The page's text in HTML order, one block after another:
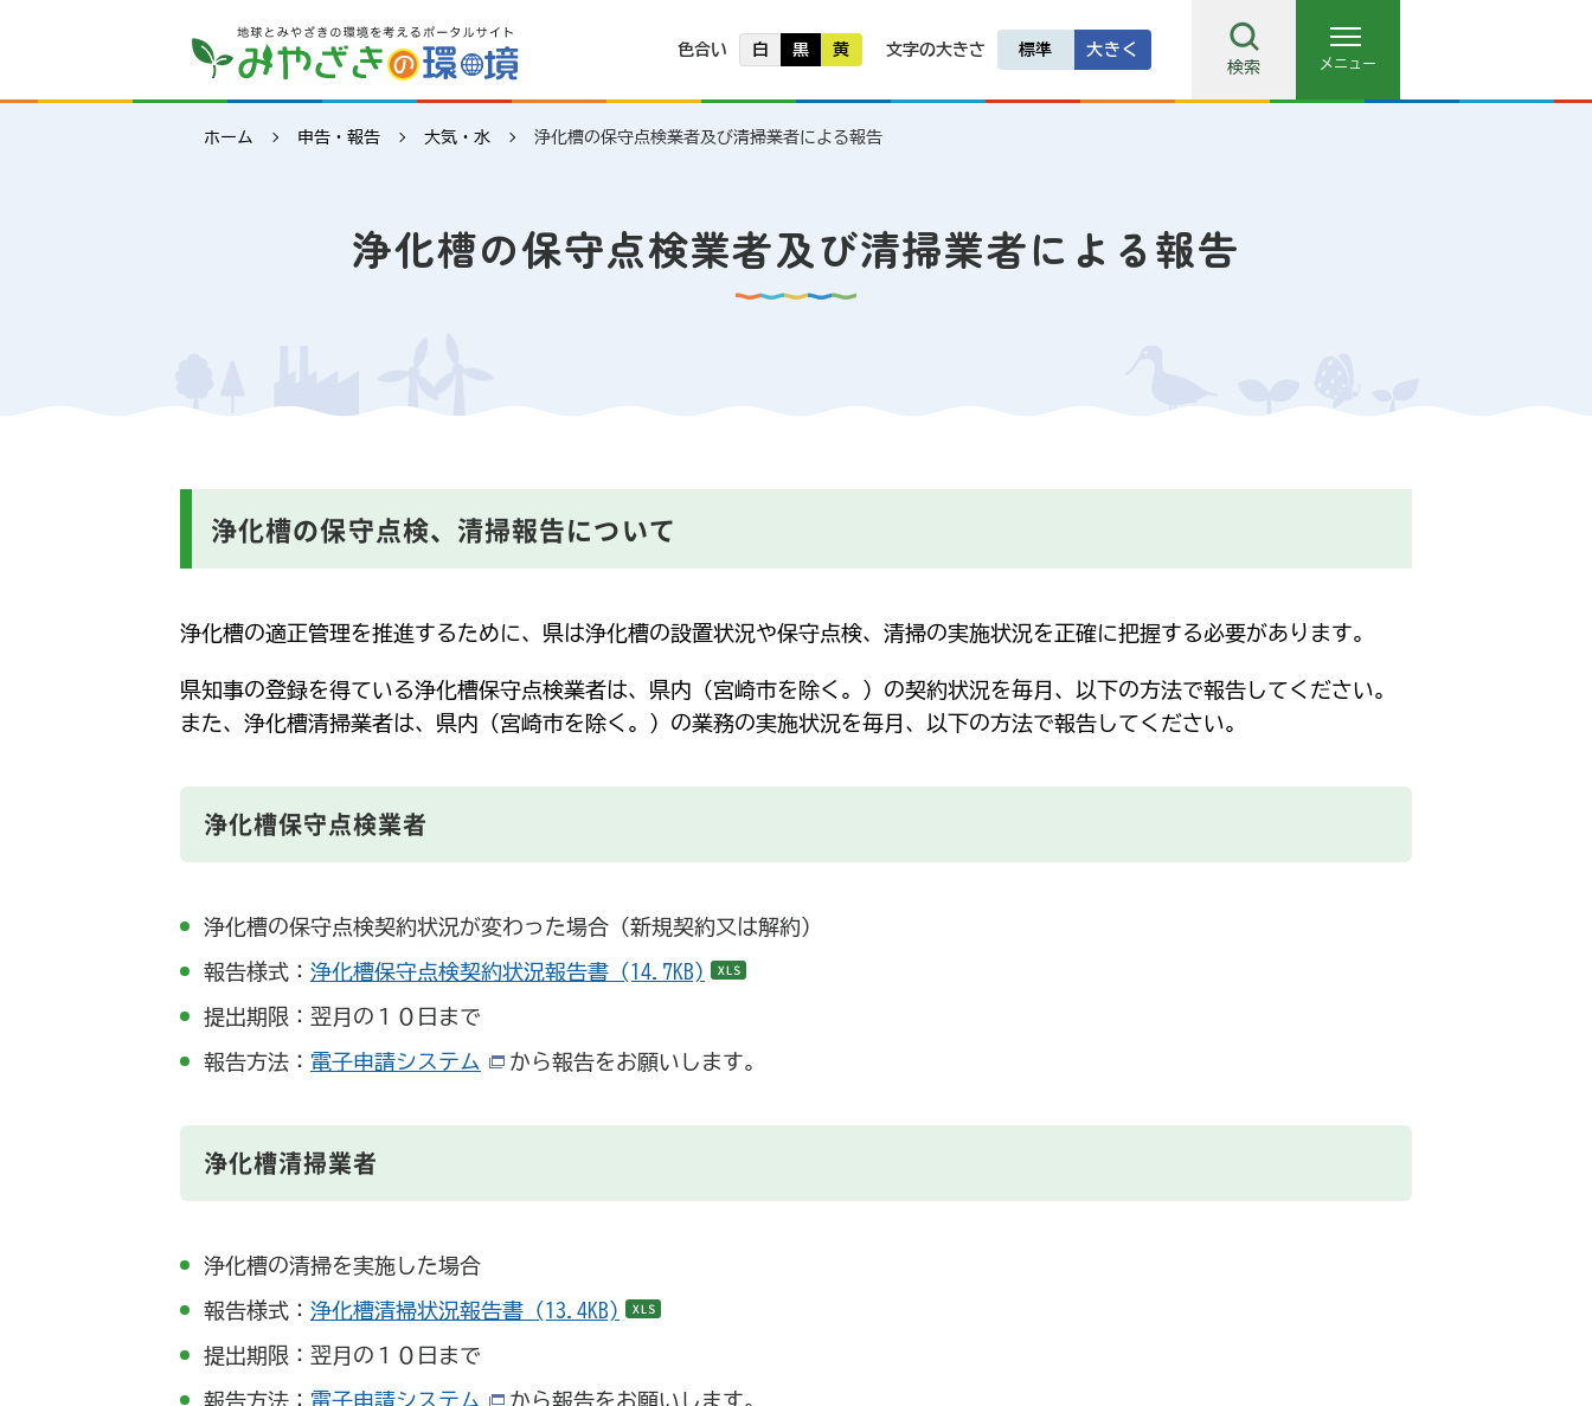
色合い 白 黒 黄 文字の大きさ 標準
大きく
検索
メニュー
ホーム 申告・報告 大気・水 浄化槽の保守点検業者及び清掃業者による報告
浄化槽の保守点検業者及び清掃業者による報告
浄化槽の保守点検、清掃報告について
浄化槽の適正管理を推進するために、県は浄化槽の設置状況や保守点検、清掃の実施状況を正確に把握する必要があります。
県知事の登録を得ている浄化槽保守点検業者は、県内（宮崎市を除く。）の契約状況を毎月、以下の方法で報告してください。
また、浄化槽清掃業者は、県内（宮崎市を除く。）の業務の実施状況を毎月、以下の方法で報告してください。
浄化槽保守点検業者
浄化槽の保守点検契約状況が変わった場合（新規契約又は解約）
報告様式： 浄化槽保守点検契約状況報告書 (14.7KB)
提出期限：翌月の１０日まで
報告方法： 電子申請システム から報告をお願いします。
浄化槽清掃業者
浄化槽の清掃を実施した場合
報告様式： 浄化槽清掃状況報告書 (13.4KB)
提出期限：翌月の１０日まで
報告方法： 電子申請システム から報告をお願いします。